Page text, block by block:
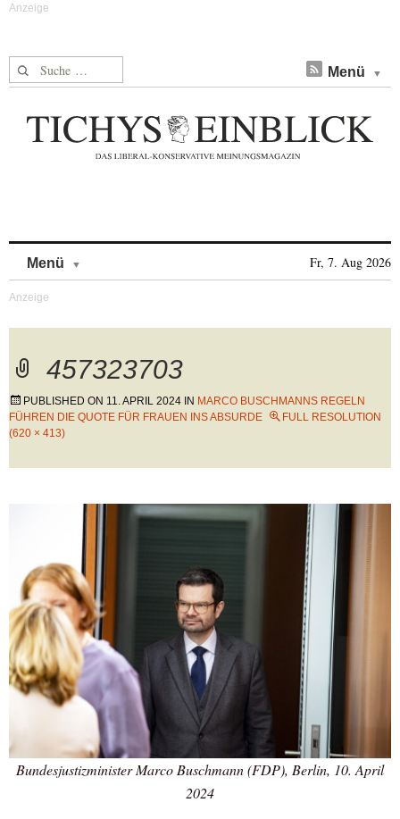
Suche nach: Menü
Menü Fr, 7. Aug 2026
457323703
PUBLISHED ON 11. APRIL 2024 IN MARCO BUSCHMANNS REGELN
FÜHREN DIE QUOTE FÜR FRAUEN INS ABSURDE
FULL RESOLUTION
(620 × 413)
Bundesjustizminister Marco Buschmann (FDP), Berlin, 10. April
2024